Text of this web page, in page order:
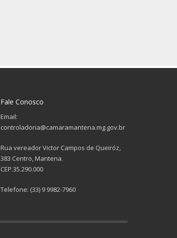
Fale Conosco
Email:
controladoria@camaramantena.mg.gov.br
Rua vereador Victor Campos de Queiróz,
383 Centro, Mantena.
CEP.35.290.000
Telefone: (33) 9 9982-7960